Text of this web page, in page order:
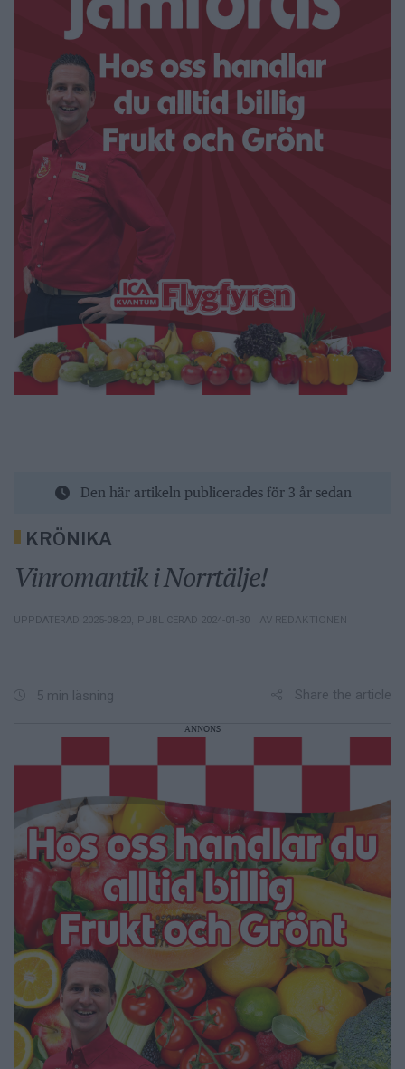
Den här artikeln publicerades för 3 år sedan
KRÖNIKA
Vinromantik i Norrtälje!
UPPDATERAD 2025-08-20 PUBLICERAD 2024-01-30 – AV REDAKTIONEN
5 min läsning Share the article
ANNONS